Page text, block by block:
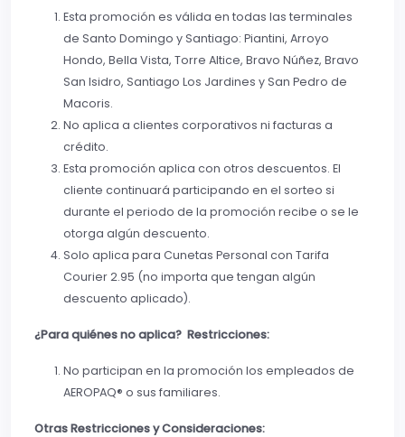
Esta promoción es válida en todas las terminales
de Santo Domingo y Santiago: Piantini, Arroyo
Hondo, Bella Vista, Torre Altice, Bravo Núñez, Bravo
San Isidro, Santiago Los Jardines y San Pedro de
Macoris.
No aplica a clientes corporativos ni facturas a
crédito.
Esta promoción aplica con otros descuentos. El
cliente continuará participando en el sorteo si
durante el periodo de la promoción recibe o se le
otorga algún descuento.
Solo aplica para Cunetas Personal con Tarifa
Courier 2.95 (no importa que tengan algún
descuento aplicado).
¿Para quiénes no aplica? Restricciones:
No participan en la promoción los empleados de
AEROPAQ® o sus familiares.
Otras Restricciones y Consideraciones: